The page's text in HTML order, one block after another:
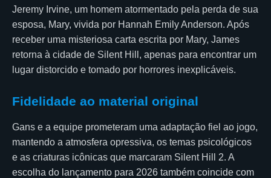
Jeremy Irvine, um homem atormentado pela perda de sua
esposa, Mary, vivida por Hannah Emily Anderson. Após
receber uma misteriosa carta escrita por Mary, James
retorna à cidade de Silent Hill, apenas para encontrar um
lugar distorcido e tomado por horrores inexplicáveis.
Fidelidade ao material original
Gans e a equipe prometeram uma adaptação fiel ao jogo,
mantendo a atmosfera opressiva, os temas psicológicos
e as criaturas icônicas que marcaram Silent Hill 2. A
escolha do lançamento para 2026 também coincide com